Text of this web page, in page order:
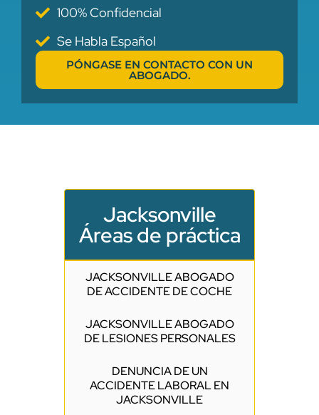
100% Confidencial
Se Habla Español
PÓNGASE EN CONTACTO CON UN
ABOGADO.
Jacksonville
Áreas de práctica
JACKSONVILLE ABOGADO
DE ACCIDENTE DE COCHE
JACKSONVILLE ABOGADO
DE LESIONES PERSONALES
DENUNCIA DE UN
ACCIDENTE LABORAL EN
JACKSONVILLE